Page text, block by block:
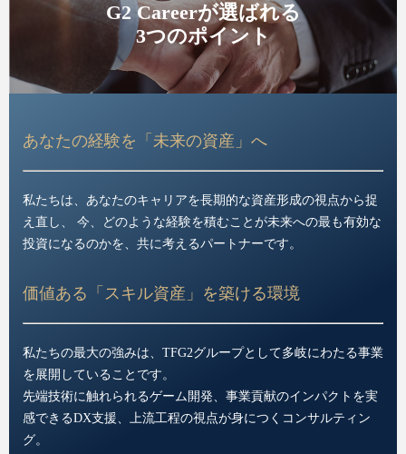
G2 Careerが選ばれる
3つのポイント
あなたの経験を「未来の資産」へ
私たちは、あなたのキャリアを長期的な資産形成の視点から捉
え直し、 今、どのような経験を積むことが未来への最も有効な
投資になるのかを、共に考えるパートナーです。
価値ある「スキル資産」を築ける環境
私たちの最大の強みは、TFG2グループとして多岐にわたる事業
を展開していることです。
先端技術に触れられるゲーム開発、事業貢献のインパクトを実
感できるDX支援、上流工程の視点が身につくコンサルティン
グ。